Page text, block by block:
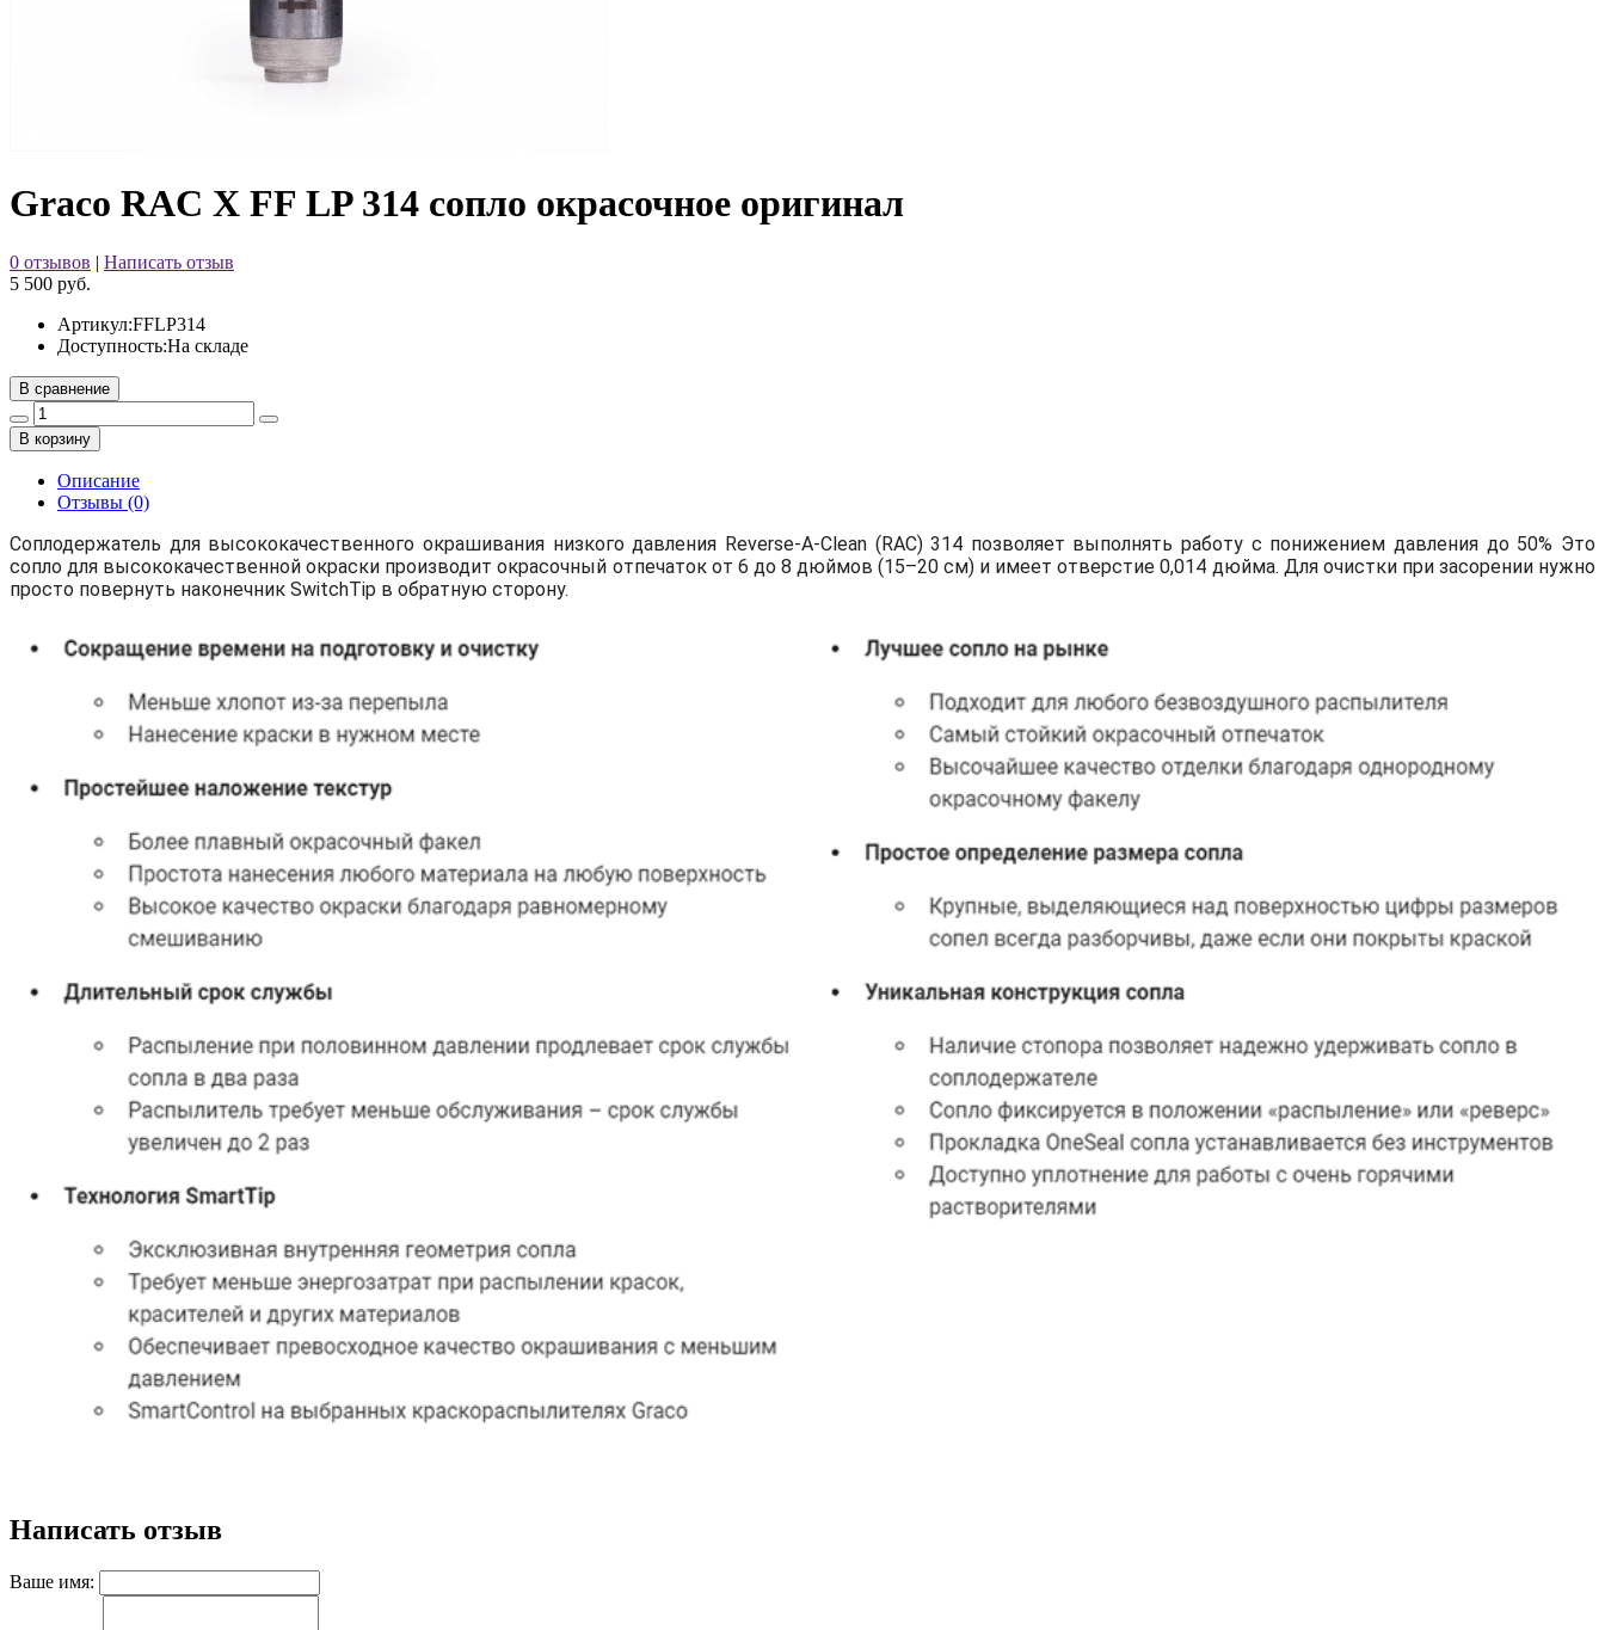
Graco RAC X FF LP 314 сопло окрасочное оригинал
0 отзывов | Написать отзыв
5 500 руб.
Артикул:FFLP314
Доступность:На складе
В сравнение
В корзину
Описание
Отзывы (0)
Соплодержатель для высококачественного окрашивания низкого давления Reverse-A-Clean (RAC) 314 позволяет выполнять работу с понижением давления до 50% Это
сопло для высококачественной окраски производит окрасочный отпечаток от 6 до 8 дюймов (15–20 см) и имеет отверстие 0,014 дюйма. Для очистки при засорении нужно
просто повернуть наконечник SwitchTip в обратную сторону.
Написать отзыв
Ваше имя: